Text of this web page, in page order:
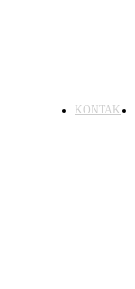
KONTAK